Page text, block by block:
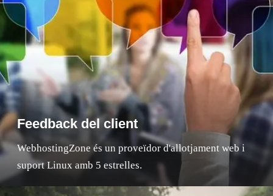
Feedback del client
WebhostingZone és un proveïdor d'allotjament web i
suport Linux amb 5 estrelles.